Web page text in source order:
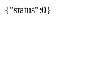
{"status":0}